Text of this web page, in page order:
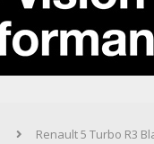
Renault 5 Turbo R3